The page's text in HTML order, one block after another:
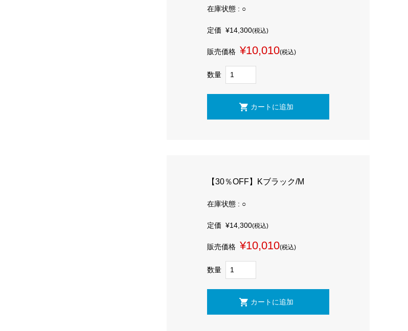
在庫状態 : ○
定価¥14,300(税込)
販売価格 ¥10,010(税込)
数量
【30％OFF】Kブラック/M
在庫状態 : ○
定価¥14,300(税込)
販売価格 ¥10,010(税込)
数量